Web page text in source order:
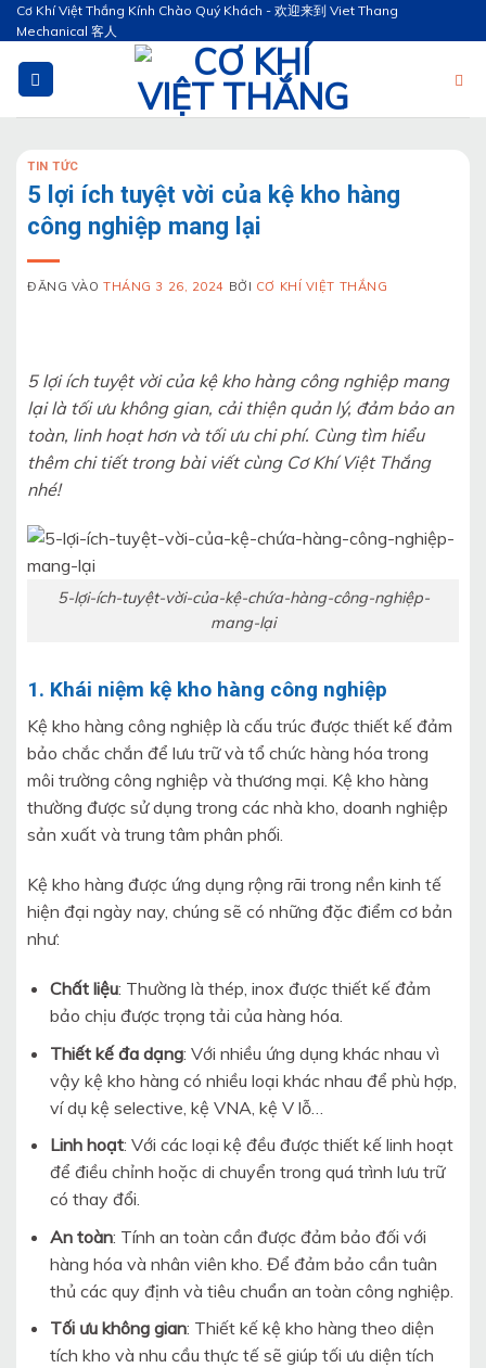
Bỏ
qua
nội
dung
Cơ Khí Việt Thắng Kính Chào Quý Khách - 欢迎来到 Viet Thang
Mechanical 客人
TIN TỨC
5 lợi ích tuyệt vời của kệ kho hàng
công nghiệp mang lại
ĐĂNG VÀOTHÁNG 3 26, 2024 BỞI CƠ KHÍ VIỆT THẮNG
5 lợi ích tuyệt vời của kệ kho hàng công nghiệp mang
lại là tối ưu không gian, cải thiện quản lý, đảm bảo an
toàn, linh hoạt hơn và tối ưu chi phí. Cùng tìm hiểu
thêm chi tiết trong bài viết cùng Cơ Khí Việt Thắng
nhé!
5-lợi-ích-tuyệt-vời-của-kệ-chứa-hàng-công-nghiệp-
mang-lại
1. Khái niệm kệ kho hàng công nghiệp
Kệ kho hàng công nghiệp là cấu trúc được thiết kế đảm
bảo chắc chắn để lưu trữ và tổ chức hàng hóa trong
môi trường công nghiệp và thương mại. Kệ kho hàng
thường được sử dụng trong các nhà kho, doanh nghiệp
sản xuất và trung tâm phân phối.
Kệ kho hàng được ứng dụng rộng rãi trong nền kinh tế
hiện đại ngày nay, chúng sẽ có những đặc điểm cơ bản
như:
Chất liệu: Thường là thép, inox được thiết kế đảm
bảo chịu được trọng tải của hàng hóa.
Thiết kế đa dạng: Với nhiều ứng dụng khác nhau vì
vậy kệ kho hàng có nhiều loại khác nhau để phù hợp,
ví dụ kệ selective, kệ VNA, kệ V lỗ…
Linh hoạt: Với các loại kệ đều được thiết kế linh hoạt
để điều chỉnh hoặc di chuyển trong quá trình lưu trữ
có thay đổi.
An toàn: Tính an toàn cần được đảm bảo đối với
hàng hóa và nhân viên kho. Để đảm bảo cần tuân
thủ các quy định và tiêu chuẩn an toàn công nghiệp.
Tối ưu không gian: Thiết kế kệ kho hàng theo diện
tích kho và nhu cầu thực tế sẽ giúp tối ưu diện tích